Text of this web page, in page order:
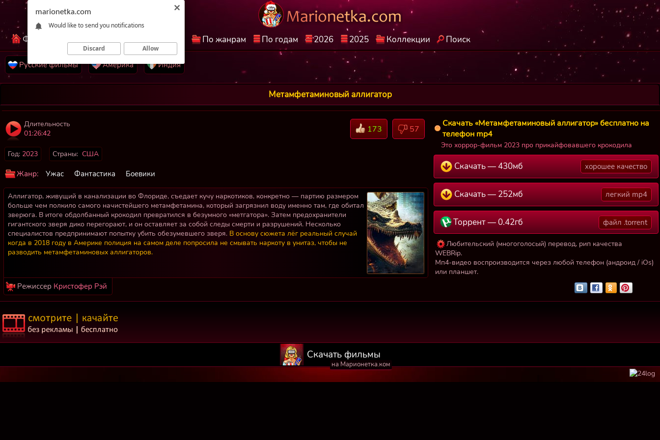
Фильмы КиноНетка Лучшие фильмы По жанрам По годам 2026 2025 Коллекции Поиск
Русские фильмы Америка Индия
Метамфетаминовый аллигатор
Длительность
01:26:42
173 57
Год: 2023 Страны: США
Жанр: Ужас Фантастика Боевики
Аллигатор, живущий в канализации во Флориде, съедает кучу наркотиков, конкретно — партию размером
больше чем полкило самого начистейшего метамфетамина, который загрязнил воду именно там, где обитал
зверюга. В итоге обдолбанный крокодил превратился в безумного «метгатора». Затем предохранители
гигантского зверя дико перегорают, и он оставляет за собой следы смерти и разрушений. Несколько
специалистов предпринимают попытку убить обезумевшего зверя. В основу сюжета лёг реальный случай
когда в 2018 году в Америке полиция на самом деле попросила не смывать наркоту в унитаз, чтобы не
разводить метамфетаминовых аллигаторов.
Режиссер Кристофер Рэй
Скачать «Метамфетаминовый аллигатор» бесплатно на
телефон mp4
Это хоррор-фильм 2023 про прикайфовавшего крокодила
Скачать — 430мб хорошее качество
Скачать — 252мб легкий mp4
Торрент — 0.42гб файл .torrent
Любительский (многоголосый) перевод, рип качества
WEBRip.
Мп4-видео воспроизводится через любой телефон (андроид / iOs)
или планшет.
Скачать фильмы
на Марионетка.ком
marionetka.com
Would like to send you notifications
Discard Allow